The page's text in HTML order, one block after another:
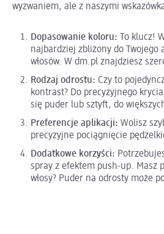
wyzwaniem, ale z naszymi
Dopasowanie koloru: To klucz!
najbardziej zbliżony do Twojego
włosów. W dm.pl znajdziesz
Rodzaj odrostu: Czy to
kontrast? Do precyzyjnego
się puder lub sztyft, do
Preferencje aplikacji: Wolisz
precyzyjne pociągnięcie
Dodatkowe korzyści:
spray z efektem push-up. Masz
włosy? Puder na odrosty może